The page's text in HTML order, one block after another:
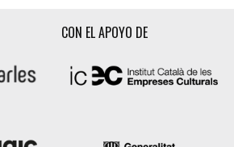
CON EL APOYO DE